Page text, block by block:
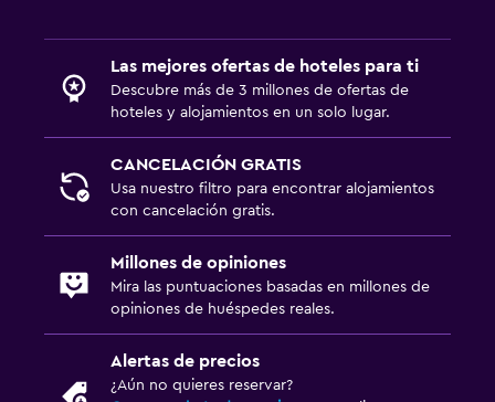
Las mejores ofertas de hoteles para ti
Descubre más de 3 millones de ofertas de
hoteles y alojamientos en un solo lugar.
CANCELACIÓN GRATIS
Usa nuestro filtro para encontrar alojamientos
con cancelación gratis.
Millones de opiniones
Mira las puntuaciones basadas en millones de
opiniones de huéspedes reales.
Alertas de precios
¿Aún no quieres reservar?